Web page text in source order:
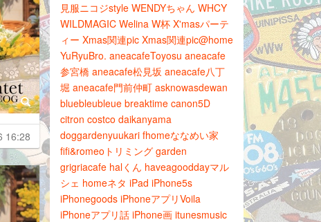
16:28
見服ニコジstyle WENDYちゃん WHCY
WILDMAGIC Welina W杯 X'masパーテ
ィー Xmas関連pic Xmas関連pic@home
YuRyuBro. aneacafeToyosu aneacafe
参宮橋 aneacafe松見坂 aneacafe八丁
堀 aneacafe門前仲町 asknowasdewan
bluebleubleue breaktime canon5D
citron costco daikanyama
doggardenyuukari fhomeななめい家
fifi&romeoトリミング garden
grigriacafe halくん haveagooddayマル
シェ homeネタ iPad iPhone5s
iPhonegoods iPhoneアプリVoila
iPhoneアプリ話 iPhone画 itunesmusic